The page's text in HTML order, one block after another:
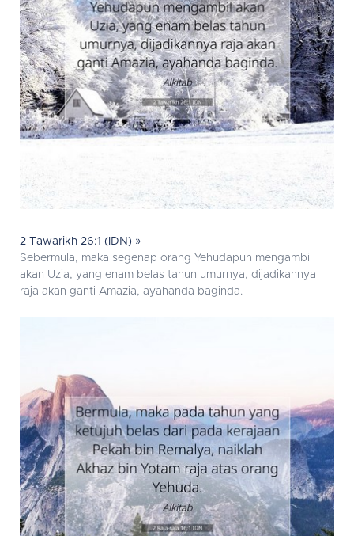
2 Tawarikh 26:1 (IDN) »
Sebermula, maka segenap orang Yehudapun mengambil
akan Uzia, yang enam belas tahun umurnya, dijadikannya
raja akan ganti Amazia, ayahanda baginda.